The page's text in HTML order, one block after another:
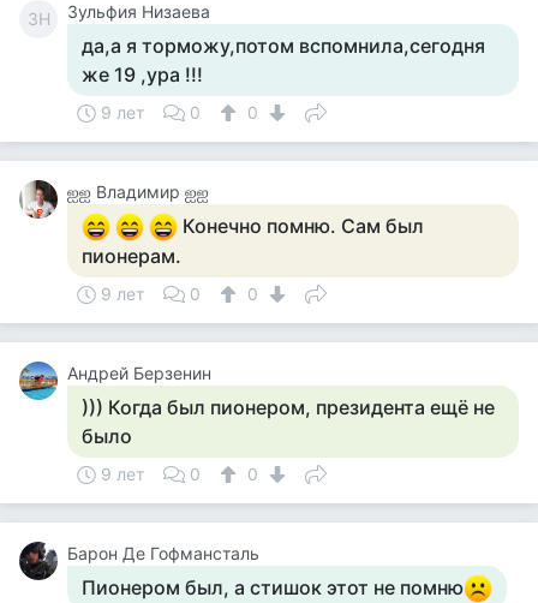
ЗН Зульфия Низаева
да,а я торможу,потом вспомнила,сегодня
же 19 ,ура !!!
9 лет 0 0
ஐஐ Владимир ஐஐ
Конечно помню. Сам был
пионерам.
9 лет 0 0
Андрей Берзенин
))) Когда был пионером, президента ещё не
было
9 лет 0 0
Барон Де Гофмансталь
Пионером был, а стишок этот не помню